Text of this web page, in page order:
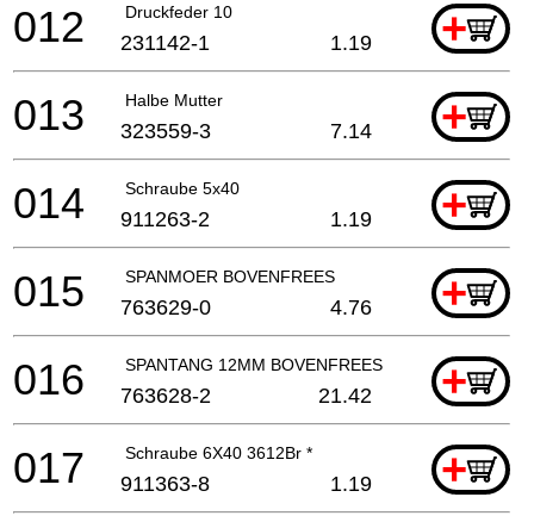
Druckfeder 10 +
012 231142-1 1.19
Halbe Mutter +
013 323559-3 7.14
Schraube 5x40 +
014 911263-2 1.19
SPANMOER BOVENFREES +
015 763629-0 4.76
SPANTANG 12MM BOVENFREES +
016 763628-2 21.42
Schraube 6X40 3612Br * +
017 911363-8 1.19